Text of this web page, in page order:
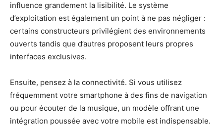
influence grandement la lisibilité. Le système
d’exploitation est également un point à ne pas négliger :
certains constructeurs privilégient des environnements
ouverts tandis que d’autres proposent leurs propres
interfaces exclusives.
Ensuite, pensez à la connectivité. Si vous utilisez
fréquemment votre smartphone à des fins de navigation
ou pour écouter de la musique, un modèle offrant une
intégration poussée avec votre mobile est indispensable.